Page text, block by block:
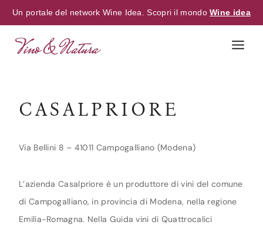
Un portale del network Wine Idea. Scopri il mondoWine idea
CASALPRIORE
Via Bellini 8 – 41011 Campogalliano (Modena)
L’azienda Casalpriore è un produttore di vini del comune
di Campogalliano, in provincia di Modena, nella regione
Emilia-Romagna. Nella Guida vini di Quattrocalici